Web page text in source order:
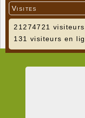
Visites
21274721 visiteurs
131 visiteurs en